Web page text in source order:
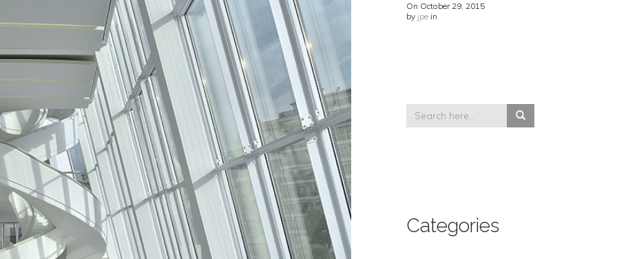
On October 29, 2015
by jpe in
Categories